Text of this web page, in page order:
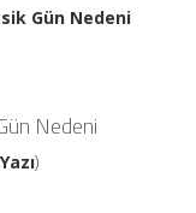
Gün Nedeni
Nedeni
)